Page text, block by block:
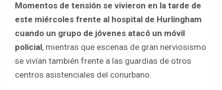
ce
b
o
o
k
tt
er
at
s
A
p
p
ar
e
Momentos de tensión se vivieron en la tarde de
este miércoles frente al hospital de Hurlingham
cuando un grupo de jóvenes atacó un móvil
policial, mientras que escenas de gran nerviosismo
se vivían también frente a las guardias de otros
centros asistenciales del conurbano.